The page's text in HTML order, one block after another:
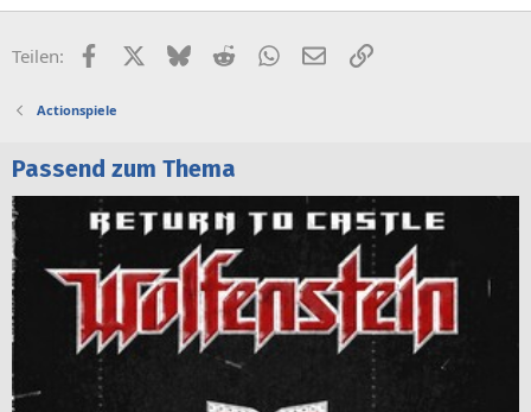
Teilen: FacebookX (Twitter)
BlueskyRedditWhatsApp
E-MailLink
Actionspiele
Passend zum Thema